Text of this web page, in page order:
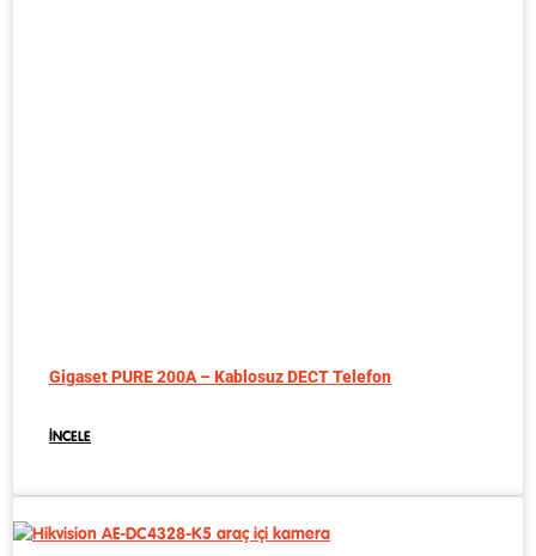
Gigaset PURE 200A – Kablosuz DECT Telefon
İNCELE